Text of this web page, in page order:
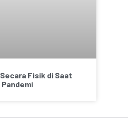
Fisik di Saat
Pandemi